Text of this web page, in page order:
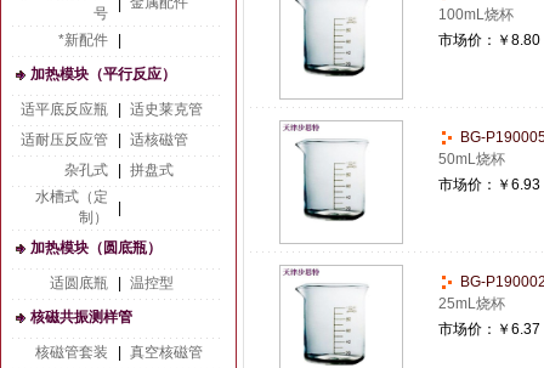
号
*新配件
加热模块（平行反应）
适平底反应瓶
适史莱克管
适耐压反应管
适核磁管
杂孔式
拼盘式
水槽式（定
制）
加热模块（圆底瓶）
适圆底瓶
温控型
核磁共振测样管
核磁管套装
真空核磁管
100mL烧杯
市场价： ￥8.80
BG-
50mL烧杯
市场价： ￥6.93
BG-
25mL烧杯
市场价： ￥6.37